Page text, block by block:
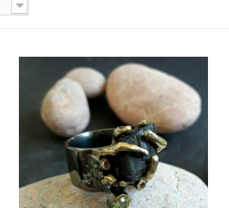
Dans mon panier
APERÇU RAPIDE